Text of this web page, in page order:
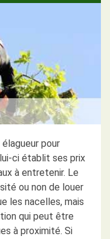
pour
ci établit ses prix
à entretenir. Le
ou non de louer
les nacelles, mais
qui peut être
à proximité. Si